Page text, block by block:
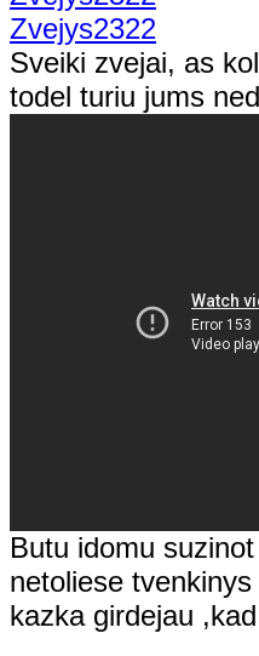
Zvejys2322
Sveiki zvejai, as
todel turiu jums
Butu idomu
netoliese
kazka girdejau